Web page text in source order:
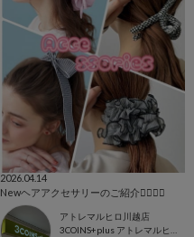
2026.04.14
Newヘアアクセサリーのご紹介💇🏼‍♀️✨
アトレマルヒロ川越店